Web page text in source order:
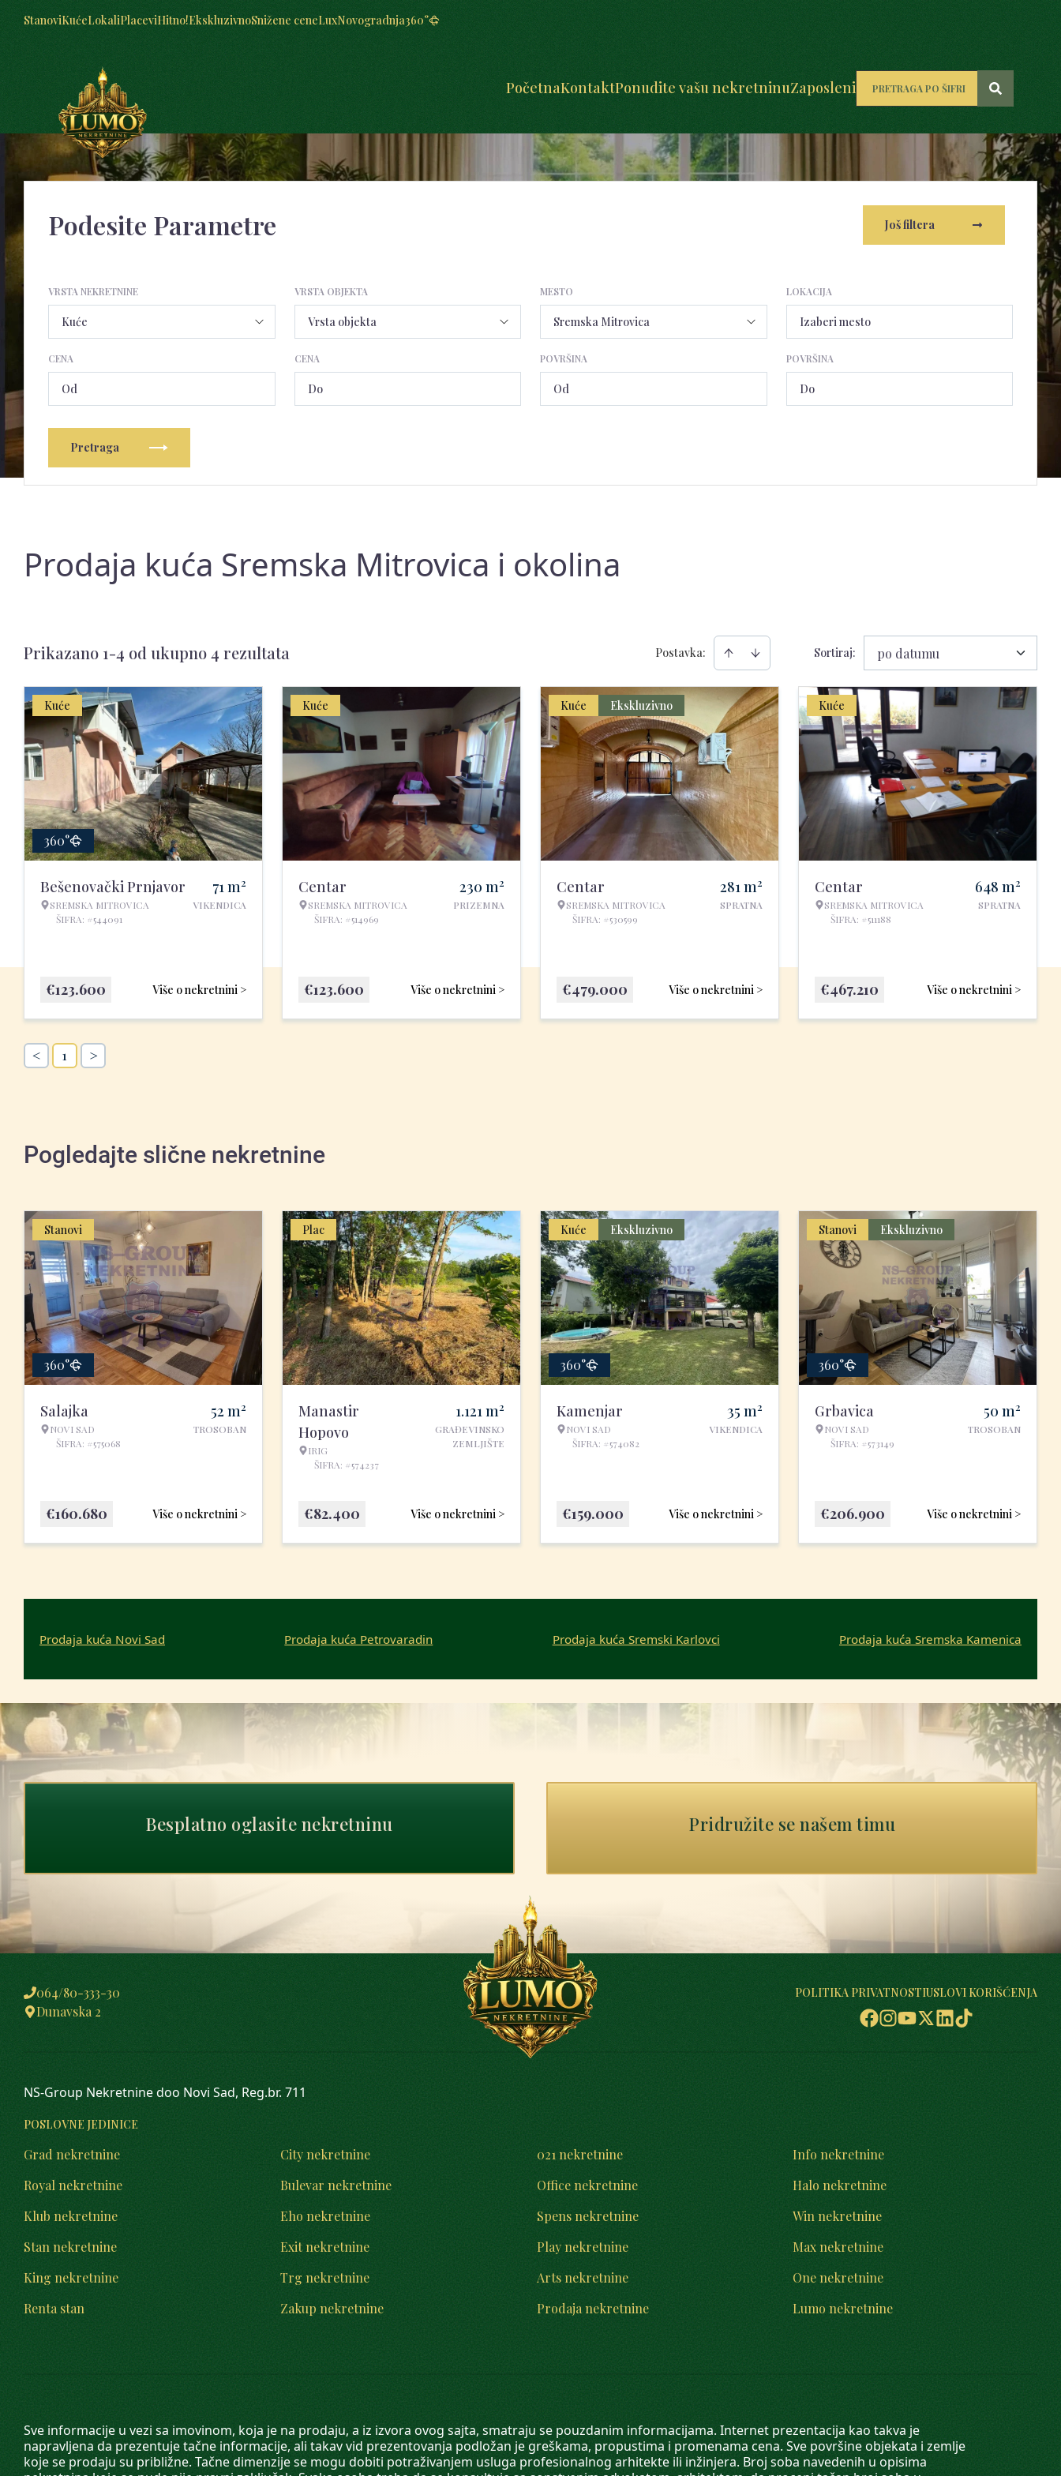
StanoviKućeLokaliPlaceviHitno!EkskluzivnoSnižene ceneLuxNovogradnja360°
PočetnaKontaktPonudite vašu nekretninuZaposleni
Podesite Parametre Još filtera
VRSTA NEKRETNINE VRSTA OBJEKTA MESTO LOKACIJA
Izaberi mesto
CENA CENA POVRŠINA POVRŠINA
Pretraga
Prodaja kuća Sremska Mitrovica i okolina
Prikazano 1-4 od ukupno 4 rezultata Postavka: Sortiraj: po datumu
Kuće
360°
Bešenovački Prnjavor
SREMSKA MITROVICA
ŠIFRA: #544091
71m2
VIKENDICA
Više o nekretnini >
€123.600
Kuće
Centar
SREMSKA MITROVICA
ŠIFRA: #514969
230 m2
PRIZEMNA
Više o nekretnini >
€123.600
Kuće Ekskluzivno
Centar
SREMSKA MITROVICA
ŠIFRA: #530599
281m2
SPRATNA
Više o nekretnini >
€479.000
Kuće
Centar
SREMSKA MITROVICA
ŠIFRA: #511188
648 m2
SPRATNA
Više o nekretnini >
€467.210
< 1 >
Pogledajte slične nekretnine
Stanovi
360°
Salajka
NOVI SAD
ŠIFRA: #575068
52 m2
TROSOBAN
Više o nekretnini >
€160.680
Plac
Manastir
Hopovo
IRIG
ŠIFRA: #574237
1.121m2
GRAĐEVINSKO
ZEMLJIŠTE
Više o nekretnini >
€82.400
Kuće Ekskluzivno
360°
Kamenjar
NOVI SAD
ŠIFRA: #574082
35 m2
VIKENDICA
Više o nekretnini >
€159.000
Stanovi Ekskluzivno
360°
Grbavica
NOVI SAD
ŠIFRA: #573149
50 m2
TROSOBAN
Više o nekretnini >
€206.900
Prodaja kuća Novi Sad Prodaja kuća Petrovaradin Prodaja kuća Sremski Karlovci Prodaja kuća Sremska Kamenica
Besplatno oglasite nekretninu Pridružite se našem timu
064/80-333-30
Dunavska 2
POLITIKA PRIVATNOSTIUSLOVI KORIŠĆENJA
Sve informacije u vezi sa imovinom, koja je na prodaju, a iz izvora ovog sajta, smatraju se pouzdanim informacijama. Internet prezentacija kao takva je
napravljena da prezentuje tačne informacije, ali takav vid prezentovanja podložan je greškama, propustima i promenama cena. Sve površine objekata i zemlje
koje se prodaju su približne. Tačne dimenzije se mogu dobiti potraživanjem usluga profesionalnog arhitekte ili inžinjera. Broj soba navedenih u opisima
NS-Group Nekretnine doo Novi Sad, Reg.br. 711
POSLOVNE JEDINICE
Grad nekretnine City nekretnine 021 nekretnine
Info nekretnine
Royal nekretnine
Bulevar nekretnine Office nekretnine
Halo nekretnine
Klub nekretnine
Eho nekretnine Spens nekretnine
Win nekretnine
Stan nekretnine
Exit nekretnine Play nekretnine
Max nekretnine
King nekretnine
Trg nekretnine Arts nekretnine
One nekretnine
Renta stan
Zakup nekretnine Prodaja nekretnine Lumo nekretnine